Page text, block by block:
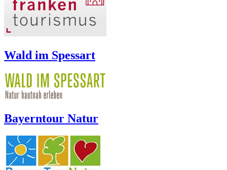
Wald im Spessart
Bayerntour Natur